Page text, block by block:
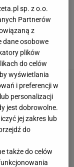
wróci do elity,
awans
lada
Bella.
sp. z o.o.
Partnerów
z
dane osobowe
plików
do celów
wyświetlania
i preferencji w
personalizacji
jest dobrowolne.
jej zakres lub
do
także do celów